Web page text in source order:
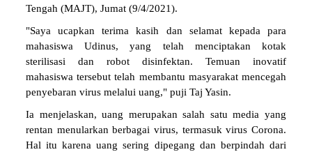
Tengah (MAJT), Jumat (9/4/2021).
"Saya ucapkan terima kasih dan selamat kepada para
mahasiswa Udinus, yang telah menciptakan kotak
sterilisasi dan robot disinfektan. Temuan inovatif
mahasiswa tersebut telah membantu masyarakat mencegah
penyebaran virus melalui uang," puji Taj Yasin.
Ia menjelaskan, uang merupakan salah satu media yang
rentan menularkan berbagai virus, termasuk virus Corona.
Hal itu karena uang sering dipegang dan berpindah dari